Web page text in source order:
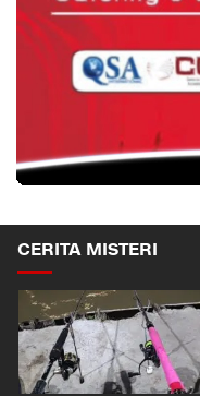
CERITA MISTERI